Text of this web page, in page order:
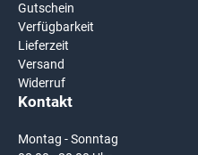
Gutschein
Verfügbarkeit
Lieferzeit
Versand
Widerruf
Kontakt
Montag - Sonntag